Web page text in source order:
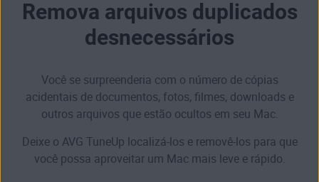
Remova arquivos duplicados
desnecessários
Você se surpreenderia com o número de cópias
acidentais de documentos, fotos, filmes, downloads e
outros arquivos que estão ocultos em seu Mac.
Deixe o AVG TuneUp localizá-los e removê-los para que
você possa aproveitar um Mac mais leve e rápido.